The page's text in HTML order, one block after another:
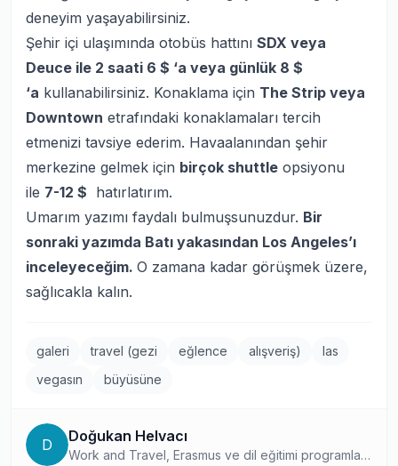
deneyim yaşayabilirsiniz.
Şehir içi ulaşımında otobüs hattını SDX veya
Deuce ile 2 saati 6 $ ‘a veya günlük 8 $
‘a kullanabilirsiniz. Konaklama için The Strip veya
Downtown etrafındaki konaklamaları tercih
etmenizi tavsiye ederim. Havaalanından şehir
merkezine gelmek için birçok shuttle opsiyonu
ile 7-12 $ hatırlatırım.
Umarım yazımı faydalı bulmuşsunuzdur. Bir
sonraki yazımda Batı yakasından Los Angeles’ı
inceleyeceğim. O zamana kadar görüşmek üzere,
sağlıcakla kalın.
galeri travel (gezi eğlence alışveriş)
las
vegasın
büyüsüne
D Doğukan Helvacı
Work and Travel, Erasmus ve dil eğitimi programları